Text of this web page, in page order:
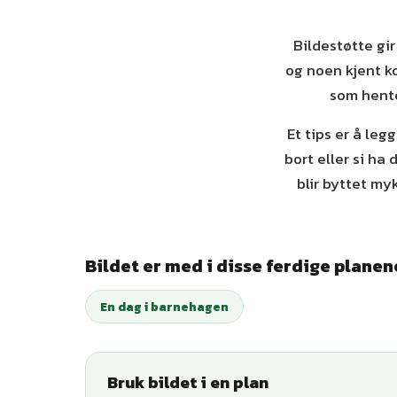
Bildestøtte gir
og noen kjent
som
Et tips er å
bort eller si ha
blir byttet
Bildet er med i disse ferdige
En dag i barnehagen
Bruk bildet i en plan